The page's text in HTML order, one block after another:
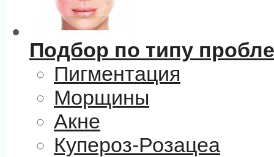
Подбор по типу
Пигментация
Морщины
Акне
Купероз-Розацеа